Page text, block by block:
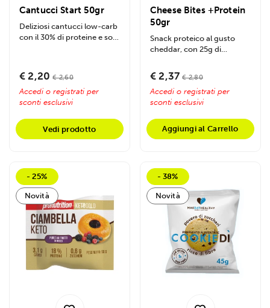
Cantucci Start 50gr
Deliziosi cantucci low-carb
con il 30% di proteine e soli
€ 2,20 € 2,60
Accedi o registrati per
sconti esclusivi
Vedi prodotto
Cheese Bites +Protein
50gr
Snack proteico al gusto
cheddar, con 25g di
di zuccheri,...
€ 2,37 € 2,80
Accedi o registrati per
sconti esclusivi
Aggiungi al Carrello
- 25%
Novità
- 38%
Novità